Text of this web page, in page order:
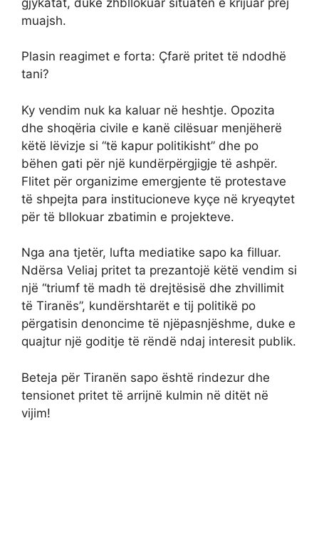
muajsh.
Plasin reagimet e forta: Çfarë pritet të ndodhë
tani?
Ky vendim nuk ka kaluar në heshtje. Opozita
dhe shoqëria civile e kanë cilësuar menjëherë
këtë lëvizje si “të kapur politikisht” dhe po
bëhen gati për një kundërpërgjigje të ashpër.
Flitet për organizime emergjente të protestave
të shpejta para institucioneve kyçe në kryeqytet
për të bllokuar zbatimin e projekteve.
Nga ana tjetër, lufta mediatike sapo ka filluar.
Ndërsa Veliaj pritet ta prezantojë këtë vendim si
një “triumf të madh të drejtësisë dhe zhvillimit
të Tiranës”, kundërshtarët e tij politikë po
përgatisin denoncime të njëpasnjëshme, duke e
quajtur një goditje të rëndë ndaj interesit publik.
Beteja për Tiranën sapo është rindezur dhe
tensionet pritet të arrijnë kulmin në ditët në
vijim!